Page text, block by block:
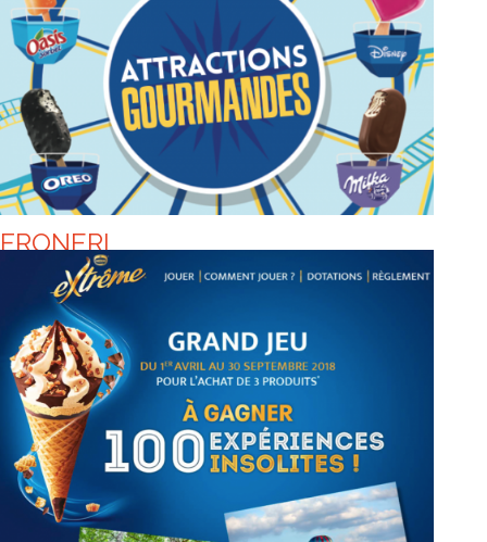
FRONERI
ATTRACTIONS GOURMANDES